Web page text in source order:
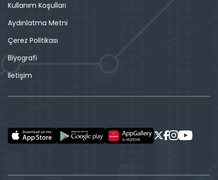
Kullanım Koşulları
Aydınlatma Metni
Çerez Politikası
Biyografi
İletişim